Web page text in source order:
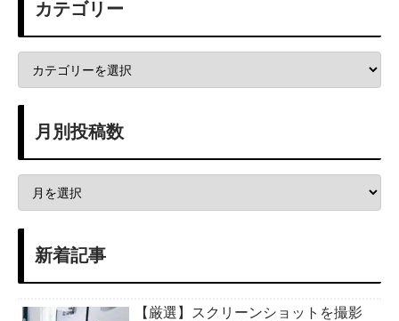
カテゴリー
月別投稿数
新着記事
【厳選】スクリーンショットを撮影